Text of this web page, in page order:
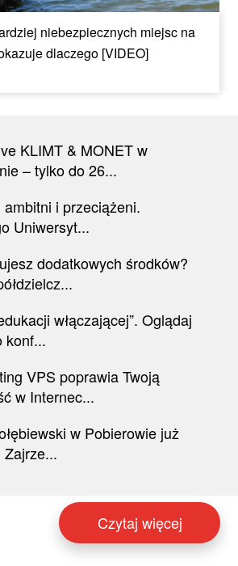
niebezpiecznych miejsc na
dlaczego [VIDEO]
KLIMT & MONET w
– tylko do 26...
ambitni i przeciążeni.
Uniwersyt...
dodatkowych środków?
włączającej”. Oglądaj
konf...
VPS poprawia Twoją
w Internec...
w Pobierowie już
Czytaj więcej